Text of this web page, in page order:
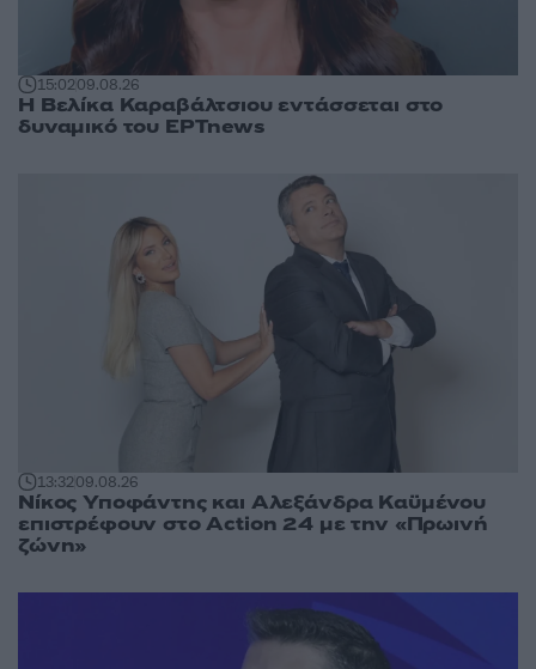
15:0209.08.26
Η Βελίκα Καραβάλτσιου εντάσσεται στο
δυναμικό του ΕΡΤnews
13:3209.08.26
Νίκος Υποφάντης και Αλεξάνδρα Καϋμένου
επιστρέφουν στο Action 24 με την «Πρωινή
ζώνη»